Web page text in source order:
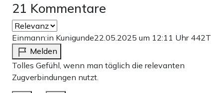
21 Kommentare
Einmann:in Kunigunde22.05.2025 um 12:11 Uhr 442T
Melden
Tolles Gefühl, wenn man täglich die relevanten
Zugverbindungen nutzt.